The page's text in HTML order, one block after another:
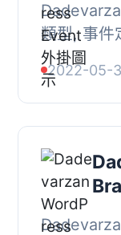
類型, 事件
能, 註冊主
2022-05-